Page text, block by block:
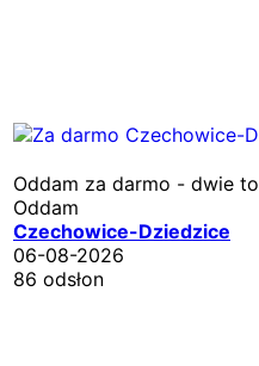
Oddam za darmo - dwie
Oddam
Czechowice-Dziedzice
06-08-2026
86 odsłon